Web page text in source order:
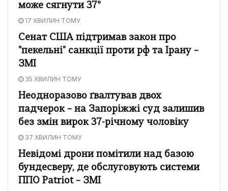
може сягнути 37°
17 ХВИЛИН ТОМУ
Сенат США підтримав закон про
"пекельні" санкції проти рф та Ірану –
ЗМІ
35 ХВИЛИН ТОМУ
Неодноразово ґвалтував двох
падчерок – на Запоріжжі суд залишив
без змін вирок 37-річному чоловіку
37 ХВИЛИН ТОМУ
Невідомі дрони помітили над базою
бундесверу, де обслуговують системи
ППО Patriot – ЗМІ